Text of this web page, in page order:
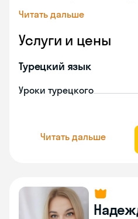
Читать дальше
Услуги и цены
Турецкий язык
Уроки турецкого
Читать дальше